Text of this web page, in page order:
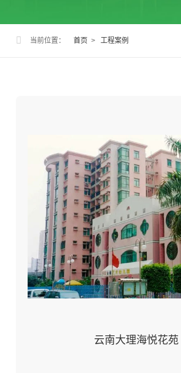
当前位置： 首页 > 工程案例
云南大理海悦花苑